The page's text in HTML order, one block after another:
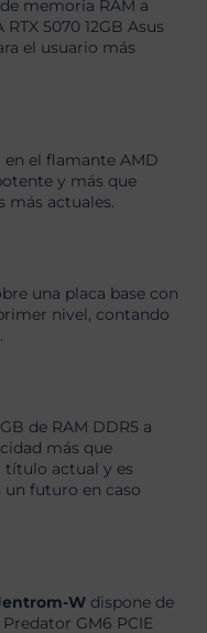
memoria RAM a
5070 12GB Asus
el usuario más
en el flamante AMD
y más que
más actuales.
una placa base con
nivel, contando
de RAM DDR5 a
más que
título actual y es
futuro en caso
W dispone de
GM6 PCIE